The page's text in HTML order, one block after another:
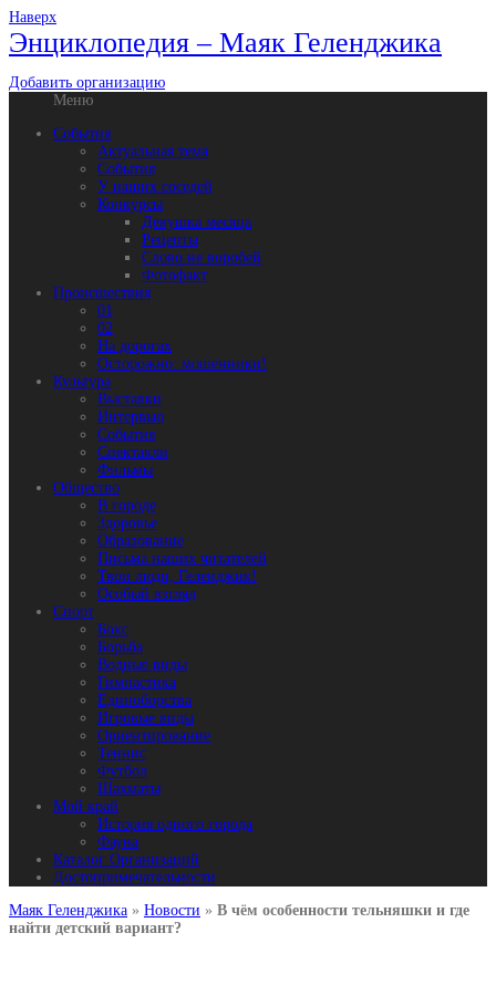
Наверх
Энциклопедия – Маяк Геленджика
Добавить организацию
Меню
События
Актуальная тема
События
У наших соседей
Конкурсы
Девушка месяца
Рецепты
Слово не воробей
Фотофакт
Происшествия
01
02
На дорогах
Осторожно: мошенники!
Культура
Выставки
Интервью
События
Спектакли
Фильмы
Общество
В городе
Здоровье
Образование
Письма наших читателей
Твои люди, Геленджик!
Особый взгляд
Спорт
Бокс
Борьба
Водные виды
Гимнастика
Единоборства
Игровые виды
Ориентирование
Теннис
Футбол
Шахматы
Мой край
История одного города
Фауна
Каталог Организаций
Достопримечательности
Маяк Геленджика » Новости » В чём особенности тельняшки и где
найти детский вариант?